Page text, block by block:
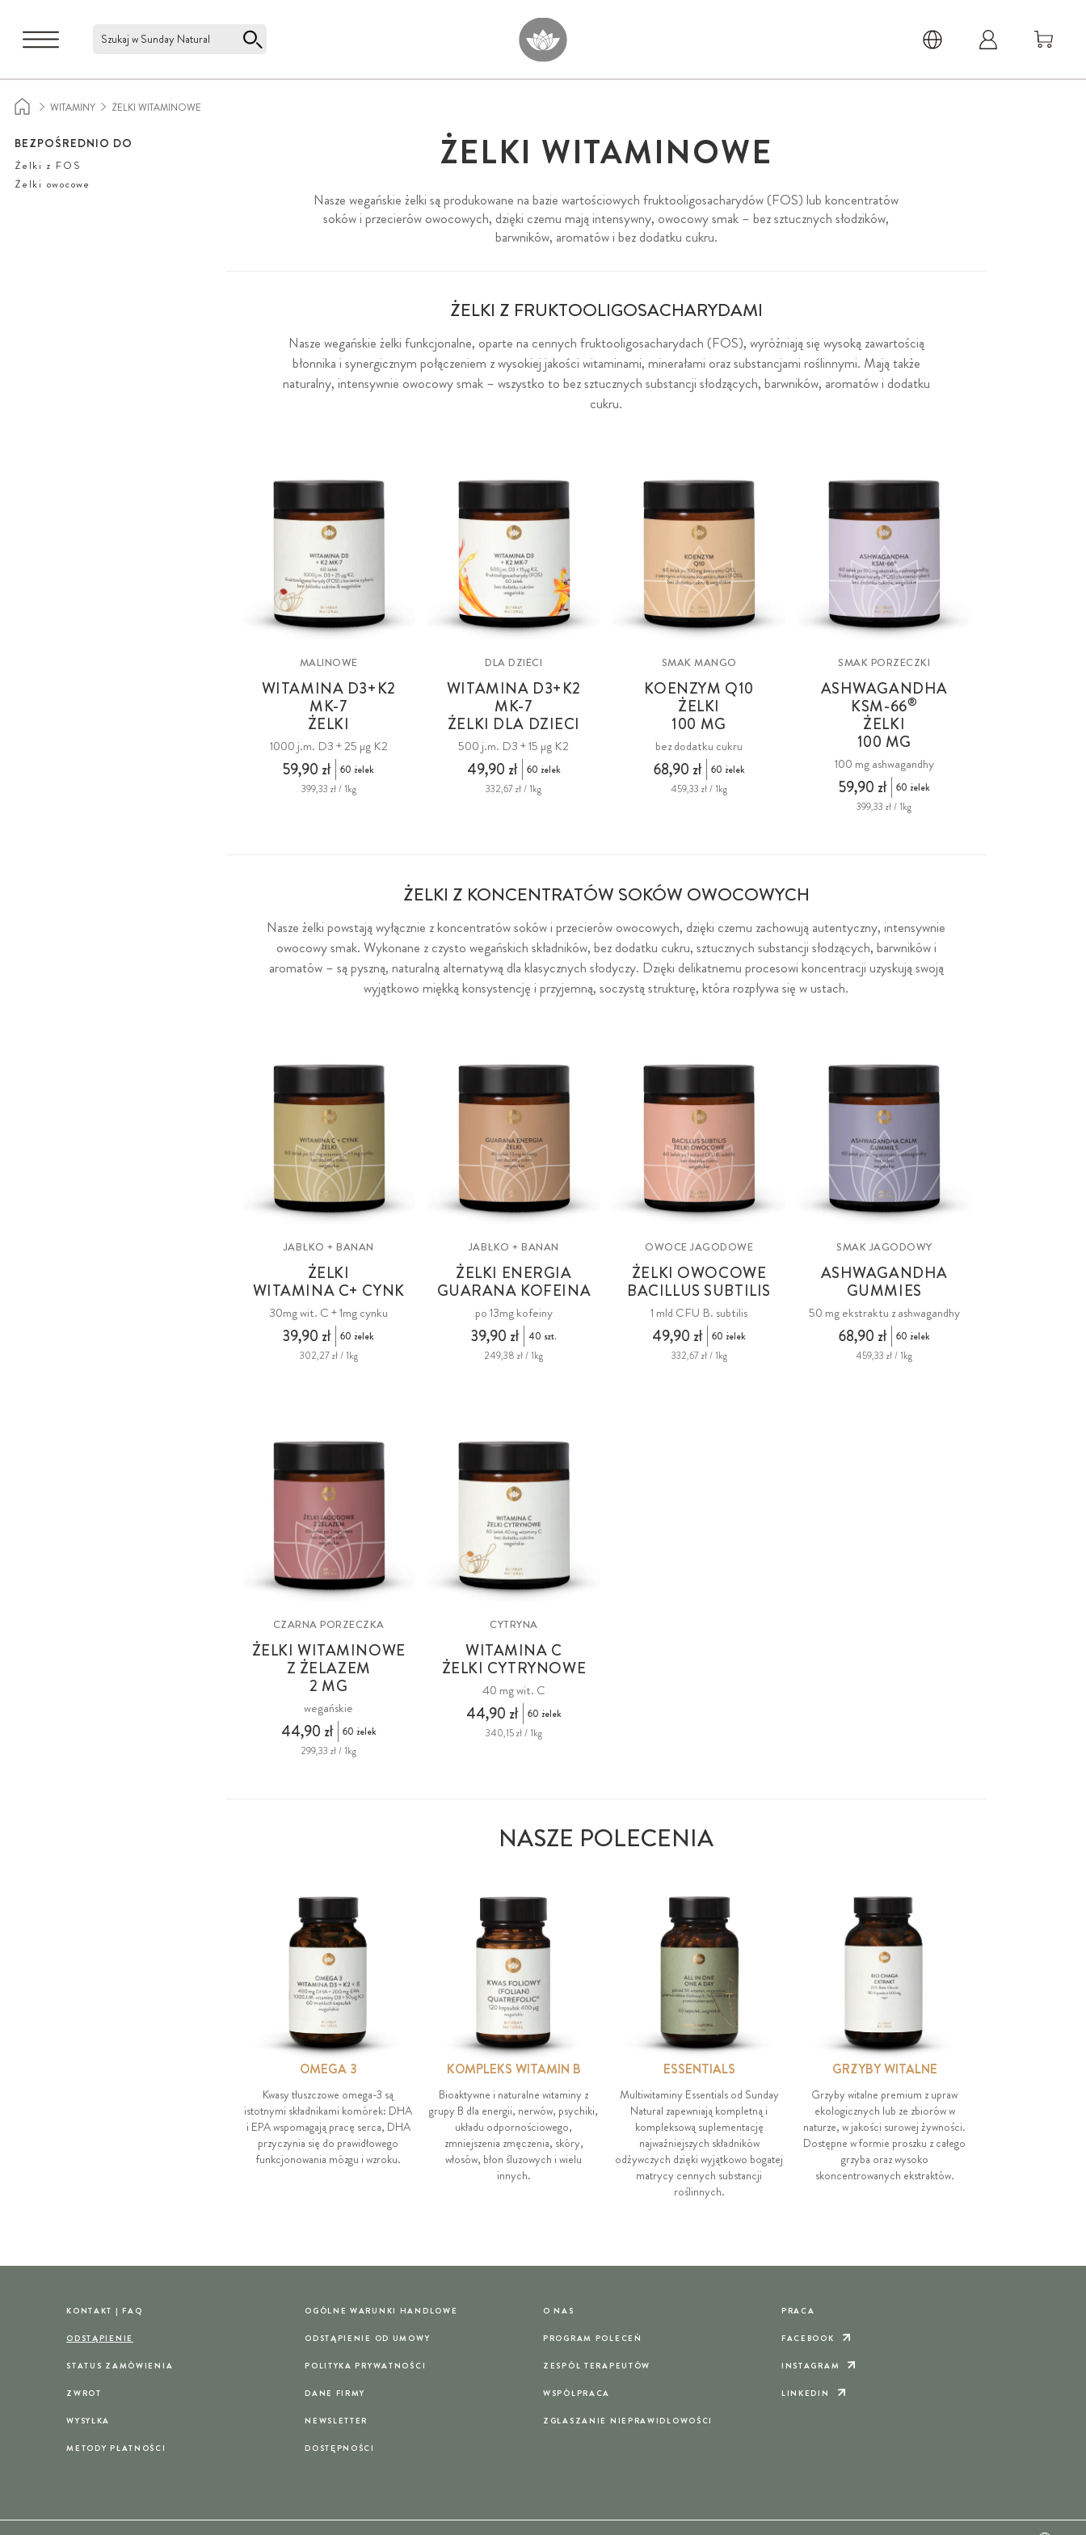
Szukaj w Sunday Natural
WITAMINY ŻELKI WITAMINOWE
ŻELKI WITAMINOWE
Nasze wegańskie żelki są produkowane na bazie wartościowych fruktooligosacharydów (FOS) lub koncentratów
soków i przecierów owocowych, dzięki czemu mają intensywny, owocowy smak – bez sztucznych słodzików,
barwników, aromatów i bez dodatku cukru.
ŻELKI Z FRUKTOOLIGOSACHARYDAMI
Nasze wegańskie żelki funkcjonalne, oparte na cennych fruktooligosacharydach (FOS), wyróżniają się wysoką zawartością
błonnika i synergicznym połączeniem z wysokiej jakości witaminami, minerałami oraz substancjami roślinnymi. Mają także
naturalny, intensywnie owocowy smak – wszystko to bez sztucznych substancji słodzących, barwników, aromatów i dodatku
cukru.
MALINOWE
WITAMINA D3+K2
MK-7
ŻELKI
1000 j.m. D3 + 25 µg K2
59,90 zł
60 żelek
399,33 zł / 1kg
DLA DZIECI
WITAMINA D3+K2
MK-7
ŻELKI DLA DZIECI
500 j.m. D3 + 15 µg K2
49,90 zł
60 żelek
332,67 zł / 1kg
SMAK MANGO
KOENZYM Q10
ŻELKI
100 MG
bez dodatku cukru
68,90 zł
60 żelek
459,33 zł / 1kg
SMAK PORZECZKI
ASHWAGANDHA
KSM-66®
ŻELKI
100 MG
100 mg ashwagandhy
59,90 zł
60 żelek
399,33 zł / 1kg
ŻELKI Z KONCENTRATÓW SOKÓW OWOCOWYCH
Nasze żelki powstają wyłącznie z koncentratów soków i przecierów owocowych, dzięki czemu zachowują autentyczny, intensywnie
owocowy smak. Wykonane z czysto wegańskich składników, bez dodatku cukru, sztucznych substancji słodzących, barwników i
aromatów – są pyszną, naturalną alternatywą dla klasycznych słodyczy. Dzięki delikatnemu procesowi koncentracji uzyskują swoją
wyjątkowo miękką konsystencję i przyjemną, soczystą strukturę, która rozpływa się w ustach.
JABŁKO + BANAN
ŻELKI
WITAMINA C+ CYNK
30mg wit. C + 1mg cynku
39,90 zł
60 żelek
302,27 zł / 1kg
JABŁKO + BANAN
ŻELKI ENERGIA
GUARANA KOFEINA
po 13mg kofeiny
39,90 zł
40 szt.
249,38 zł / 1kg
OWOCE JAGODOWE
ŻELKI OWOCOWE
BACILLUS SUBTILIS
1 mld CFU B. subtilis
49,90 zł
60 żelek
332,67 zł / 1kg
SMAK JAGODOWY
ASHWAGANDHA
GUMMIES
50 mg ekstraktu z ashwagandhy
68,90 zł
60 żelek
459,33 zł / 1kg
CZARNA PORZECZKA
ŻELKI WITAMINOWE
Z ŻELAZEM
2 MG
wegańskie
44,90 zł
60 żelek
299,33 zł / 1kg
CYTRYNA
WITAMINA C
ŻELKI CYTRYNOWE
40 mg wit. C
44,90 zł
60 żelek
340,15 zł / 1kg
NASZE POLECENIA
OMEGA 3
Kwasy tłuszczowe omega-3 są
istotnymi składnikami komórek: DHA
i EPA wspomagają pracę serca, DHA
przyczynia się do prawidłowego
funkcjonowania mózgu i wzroku.
KOMPLEKS WITAMIN B
Bioaktywne i naturalne witaminy z
grupy B dla energii, nerwów, psychiki,
układu odpornościowego,
zmniejszenia zmęczenia, skóry,
włosów, błon śluzowych i wielu
innych.
ESSENTIALS
Multiwitaminy Essentials od Sunday
Natural zapewniają kompletną i
kompleksową suplementację
najważniejszych składników
odżywczych dzięki wyjątkowo bogatej
matrycy cennych substancji
roślinnych.
GRZYBY WITALNE
Grzyby witalne premium z upraw
ekologicznych lub ze zbiorów w
naturze, w jakości surowej żywności.
Dostępne w formie proszku z całego
grzyba oraz wysoko
skoncentrowanych ekstraktów.
BEZPOŚREDNIO DO
Żelki z FOS
Żelki owocowe
KONTAKT | FAQ
ODSTĄPIENIE
STATUS ZAMÓWIENIA
ZWROT
WYSYŁKA
METODY PŁATNOŚCI
OGÓLNE WARUNKI HANDLOWE
ODSTĄPIENIE OD UMOWY
POLITYKA PRYWATNOŚCI
DANE FIRMY
NEWSLETTER
DOSTĘPNOŚCI
O NAS
PROGRAM POLECEŃ
ZESPÓŁ TERAPEUTÓW
WSPÓŁPRACA
ZGŁASZANIE NIEPRAWIDŁOWOŚCI
PRACA
FACEBOOK
INSTAGRAM
LINKEDIN